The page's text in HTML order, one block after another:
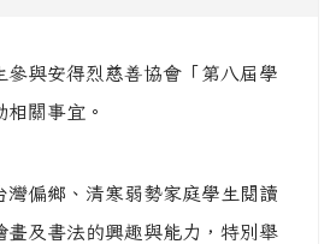
參與安得烈慈善協會「第八屆學
相關事宜。
灣偏鄉、清寒弱勢家庭學生閱讀
畫及書法的興趣與能力，特別舉